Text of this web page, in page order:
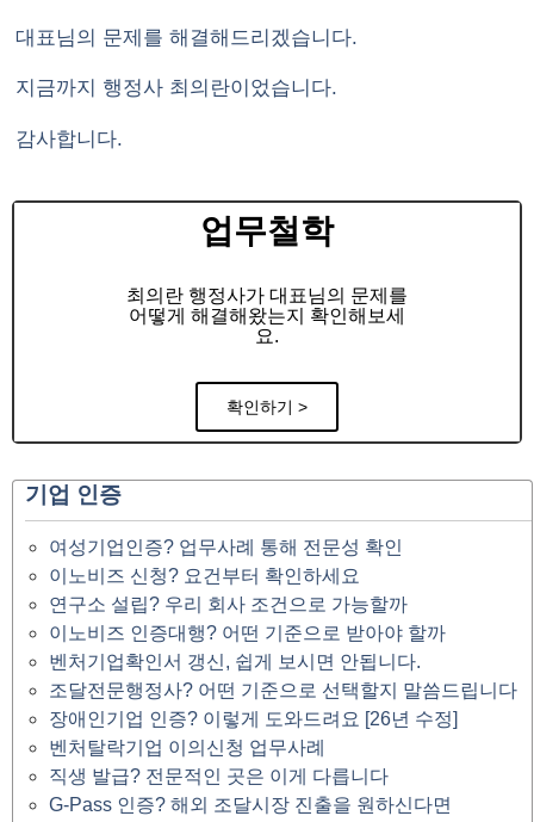
대표님의 문제를 해결해드리겠습니다.
지금까지 행정사 최의란이었습니다.
감사합니다.
업무철학
최의란 행정사가 대표님의 문제를
어떻게 해결해왔는지 확인해보세
요.
확인하기 >
기업 인증
여성기업인증? 업무사례 통해 전문성 확인
이노비즈 신청? 요건부터 확인하세요
연구소 설립? 우리 회사 조건으로 가능할까
이노비즈 인증대행? 어떤 기준으로 받아야 할까
벤처기업확인서 갱신, 쉽게 보시면 안됩니다.
조달전문행정사? 어떤 기준으로 선택할지 말씀드립니다
장애인기업 인증? 이렇게 도와드려요 [26년 수정]
벤처탈락기업 이의신청 업무사례
직생 발급? 전문적인 곳은 이게 다릅니다
G-Pass 인증? 해외 조달시장 진출을 원하신다면